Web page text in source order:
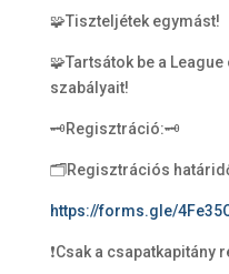
🧩Tiszteljétek egymást!
🧩Tartsátok be a
szabályait!
🗝Regisztráció:🗝
🗂Regisztrációs
https://forms.gle/
❗Csak a csapatkapitány